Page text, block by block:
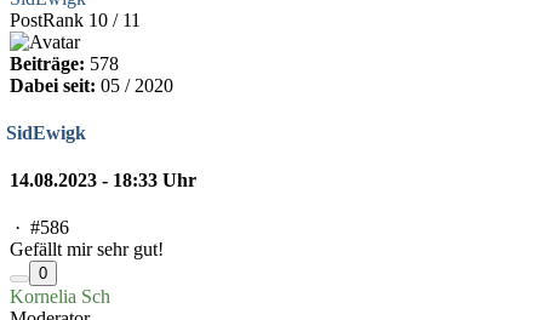
PostRank 10 / 11
Beiträge: 578
Dabei seit: 05 / 2020
SidEwigk
14.08.2023 - 18:33 Uhr
· #586
Gefällt mir sehr gut!
0
Kornelia Sch